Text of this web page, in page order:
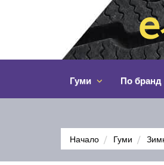
Гуми По бранд
Начало Гуми